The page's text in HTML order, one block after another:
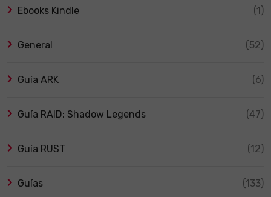
Ebooks Kindle (1)
General (52)
Guía ARK (6)
Guía RAID: Shadow Legends (47)
Guía RUST (12)
Guías (133)